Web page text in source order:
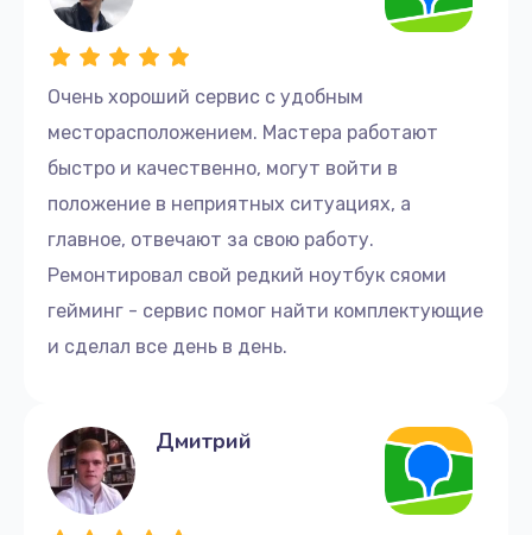
Очень хороший сервис с удобным
месторасположением. Мастера работают
быстро и качественно, могут войти в
положение в неприятных ситуациях, а
главное, отвечают за свою работу.
Ремонтировал свой редкий ноутбук сяоми
гейминг - сервис помог найти комплектующие
и сделал все день в день.
Дмитрий